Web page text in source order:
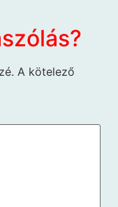
A kötelező